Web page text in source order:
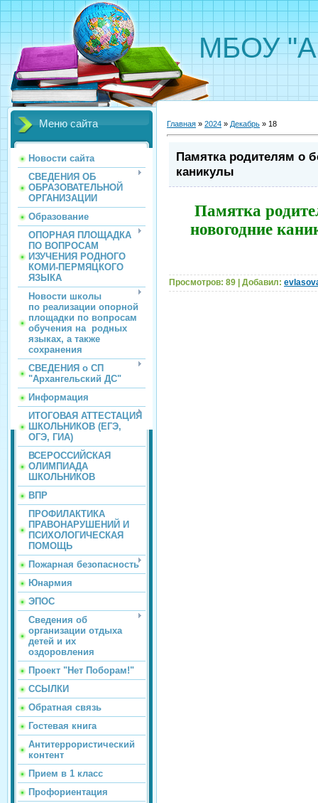
МБОУ
Меню сайта
Новости сайта
СВЕДЕНИЯ ОБ
ОБРАЗОВАТЕЛЬНОЙ
ОРГАНИЗАЦИИ
Образование
ОПОРНАЯ ПЛОЩАДКА
ПО ВОПРОСАМ
ИЗУЧЕНИЯ РОДНОГО
КОМИ-ПЕРМЯЦКОГО
ЯЗЫКА
Новости школы
по реализации опорной
площадки по вопросам
обучения на родных
языках, а также
сохранения
СВЕДЕНИЯ о СП
"Архангельский ДС"
Информация
ИТОГОВАЯ АТТЕСТАЦИЯ
ШКОЛЬНИКОВ (ЕГЭ,
ОГЭ, ГИА)
ВСЕРОССИЙСКАЯ
ОЛИМПИАДА
ШКОЛЬНИКОВ
ВПР
ПРОФИЛАКТИКА
ПРАВОНАРУШЕНИЙ И
ПСИХОЛОГИЧЕСКАЯ
ПОМОЩЬ
Пожарная безопасность
Юнармия
ЭПОС
Сведения об
организации отдыха
детей и их
оздоровления
Проект "Нет Поборам!"
ССЫЛКИ
Обратная связь
Гостевая книга
Антитеррористический
контент
Прием в 1 класс
Профориентация
Главная » 2024 » Декабрь » 18
Памятка родителям о
каникулы
Памятка
новогодние
Просмотров: 89 Добавил: